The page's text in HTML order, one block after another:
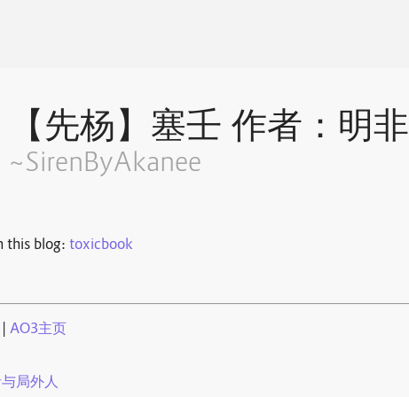
【先杨】塞壬 作者：明非
~SirenByAkanee
this blog: toxicbook
AO3主页
与局外人